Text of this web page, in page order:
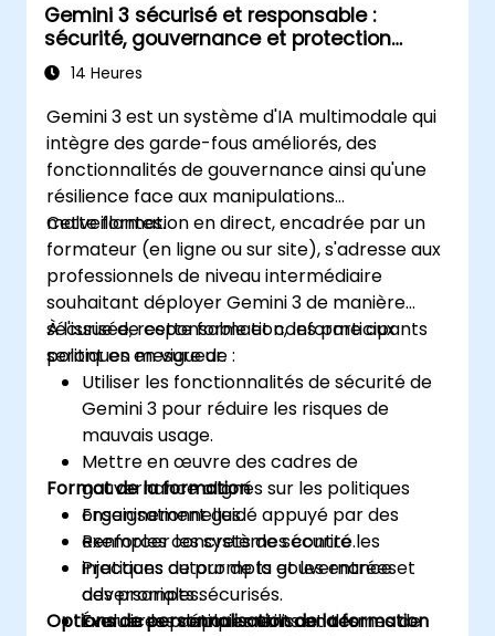
Gemini 3 sécurisé et responsable :
sécurité, gouvernance et protection
contre l'injection de prompts
14 Heures
Gemini 3 est un système d'IA multimodale qui
intègre des garde-fous améliorés, des
fonctionnalités de gouvernance ainsi qu'une
résilience face aux manipulations
malveillantes.
Cette formation en direct, encadrée par un
formateur (en ligne ou sur site), s'adresse aux
professionnels de niveau intermédiaire
souhaitant déployer Gemini 3 de manière
sécurisée, responsable et conforme aux
politiques en vigueur.
À l'issue de cette formation, les participants
seront en mesure de :
Utiliser les fonctionnalités de sécurité de
Gemini 3 pour réduire les risques de
mauvais usage.
Mettre en œuvre des cadres de
gouvernance alignés sur les politiques
organisationnelles.
Renforcer les systèmes contre les
injections de prompts et les entrées
adversariales.
Évaluer les déploiements en termes de
Format de la formation
Enseignement guidé appuyé par des
exemples concrets de sécurité.
Pratiques autour de la gouvernance et
des prompts sécurisés.
Exercices pratiques utilisant des
Options de personnalisation de la formation